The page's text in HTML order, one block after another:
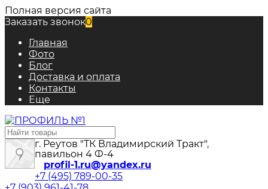
Полная версия сайта
Заказать звонок0
Главная
Фото
Блог
Доставка и оплата
Контакты
Еще
г. Реутов "ТК Владимирский Тракт",
павильон 4 Ф-4
profil-1.ru@yandex.ru
+7 (495) 789-00-35